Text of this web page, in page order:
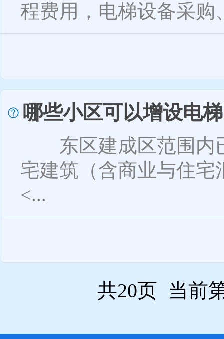
程费用，电梯设备采购
哪些小区可以增设电
东区建成区范围内
宅建筑（含商业与住宅
<...
共20页 当前